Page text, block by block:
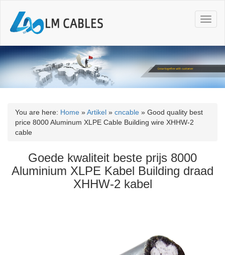
T
o
g
l
n
a
n
You are here: Home »Artikel » cncable » Good quality best
price 8000 Aluminum XLPE Cable Building wire XHHW-2
cable
Goede kwaliteit beste prijs 8000
Aluminium XLPE Kabel Building draad
XHHW-2 kabel